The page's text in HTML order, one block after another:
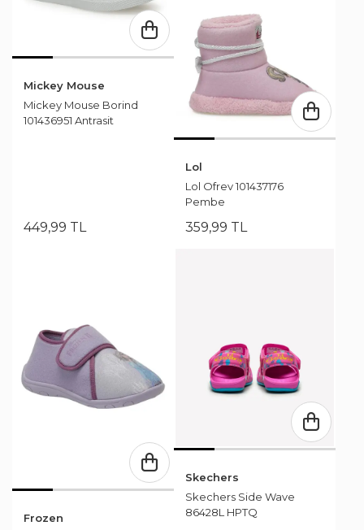
Mickey Mouse
Mickey Mouse Borind
101436951 Antrasit
449,99 TL
Lol
Lol Ofrev 101437176
Pembe
359,99 TL
Frozen
Skechers
Skechers Side Wave
86428L HPTQ